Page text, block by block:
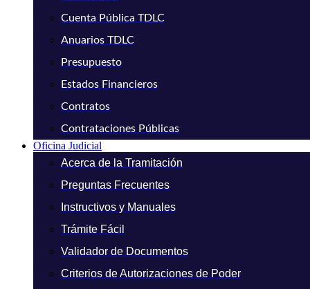
Cuenta Pública TDLC
Anuarios TDLC
Presupuesto
Estados Financieros
Contratos
Contrataciones Públicas
Oficina Judicial
Acerca de la Tramitación
Preguntas Frecuentes
Instructivos y Manuales
Trámite Fácil
Validador de Documentos
Criterios de Autorizaciones de Poder